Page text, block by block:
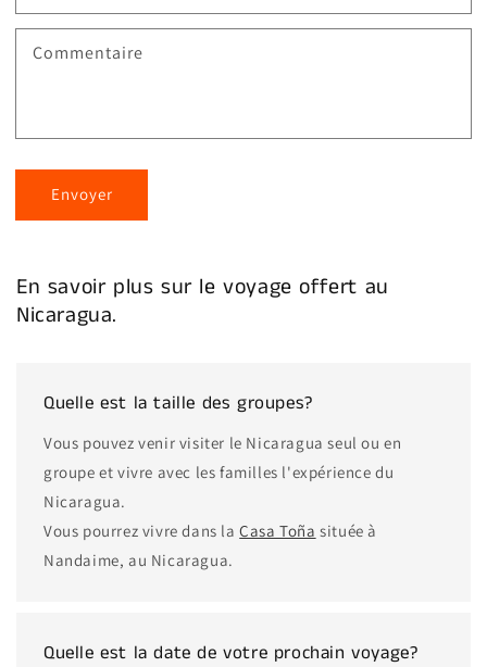
Commentaire
Envoyer
En savoir plus sur le voyage offert au
Nicaragua.
Quelle est la taille des groupes?
Vous pouvez venir visiter le Nicaragua seul ou en
groupe et vivre avec les familles l'expérience du
Nicaragua.
Vous pourrez vivre dans laCasa Toña située à
Nandaime, au Nicaragua.
Quelle est la date de votre prochain voyage?